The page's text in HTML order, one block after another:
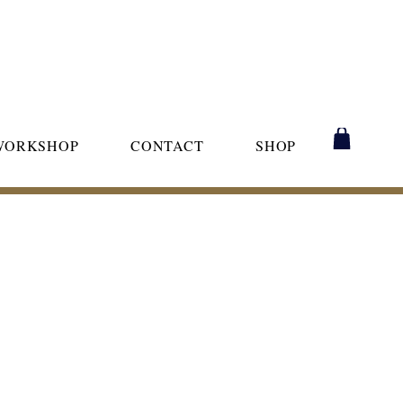
CONTACT SHOP